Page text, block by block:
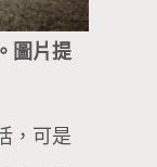
圖片提
，可是